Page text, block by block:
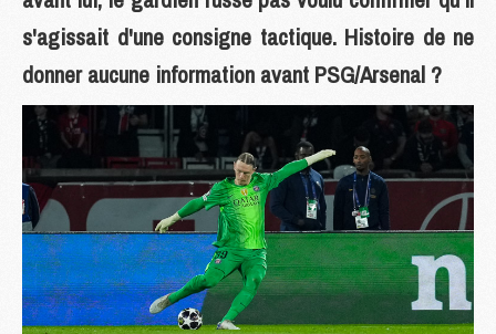
s'agissait d'une consigne tactique. Histoire de ne
donner aucune information avant PSG/Arsenal ?